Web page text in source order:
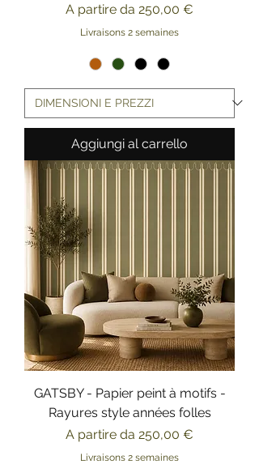
A partire da 250,00 €
Prezzo scontato
Livraisons 2 semaines
Aggiungi al carrello
GATSBY - Papier peint à motifs -
Rayures style années folles
A partire da 250,00 €
Prezzo scontato
Livraisons 2 semaines